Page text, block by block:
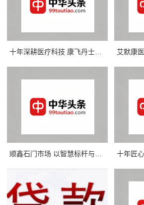
十年深耕医疗科技 康飞丹士以数字赋能重构医疗服务新生态